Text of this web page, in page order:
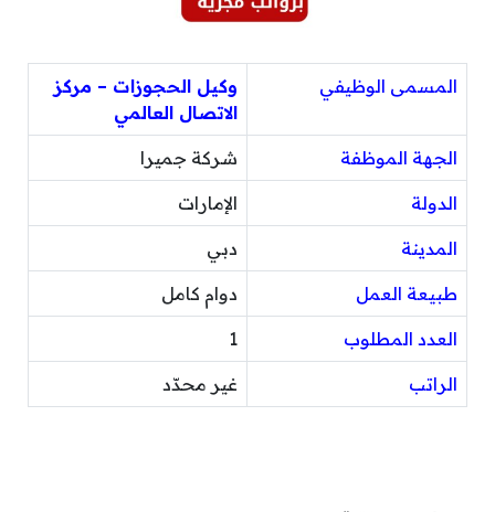
المسمى الوظيفي
وكيل الحجوزات – مركز
الاتصال العالمي
الجهة الموظفة شركة جميرا
الدولة الإمارات
المدينة دبي
طبيعة العمل دوام كامل
العدد المطلوب 1
الراتب غير محدّد